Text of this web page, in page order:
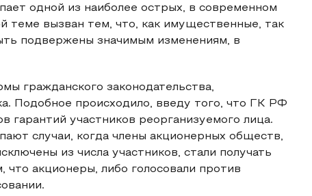
одной из наиболее острых, в современном
теме вызван тем, что, как имущественные, так
подвержены значимым изменениям, в
гражданского законодательства,
Подобное происходило, введу того, что ГК РФ
гарантий участников реорганизуемого лица.
случаи, когда члены акционерных обществ,
из числа участников, стали получать
акционеры, либо голосовали против